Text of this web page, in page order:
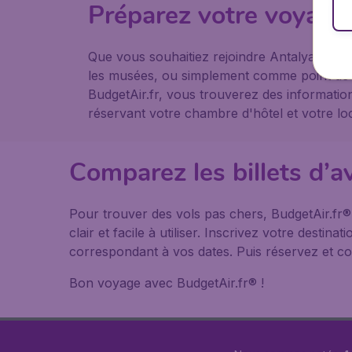
Préparez votre
Que vous souhaitiez rejoindre Antalya
les musées, ou simplement comme point
BudgetAir.fr, vous trouverez des
réservant votre chambre d'hôtel et votre
Comparez les billets
Pour trouver des vols pas chers,
clair et facile à utiliser. Inscrivez votre
correspondant à vos dates. Puis réservez et
Bon voyage avec BudgetAir.fr® !